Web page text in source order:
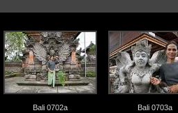
Bali 0702a Bali 0703a